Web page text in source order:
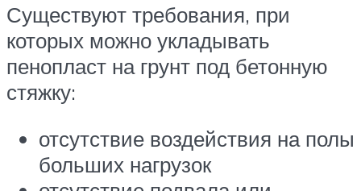
Существуют требования, при
которых можно укладывать
пенопласт на грунт под бетонную
стяжку:
отсутствие воздействия на полы
больших нагрузок